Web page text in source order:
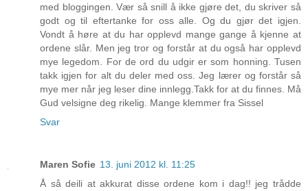
med bloggingen. Vær så snill å ikke gjøre det, du skriver så
godt og til eftertanke for oss alle. Og du gjør det igjen.
Vondt å høre at du har opplevd mange gange å kjenne at
ordene slår. Men jeg tror og forstår at du også har opplevd
mye legedom. For de ord du udgir er som honning. Tusen
takk igjen for alt du deler med oss. Jeg lærer og forstår så
mye mer når jeg leser dine innlegg.Takk for at du finnes. Må
Gud velsigne deg rikelig. Mange klemmer fra Sissel
Svar
Maren Sofie 13. juni 2012 kl. 11:25
Å så deili at akkurat disse ordene kom i dag!! jeg trådde